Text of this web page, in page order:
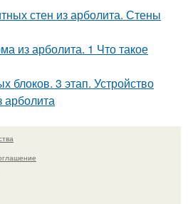
стен из арболита. Стены
из арболита. 1 Что такое
блоков. 3 этап. Устройство